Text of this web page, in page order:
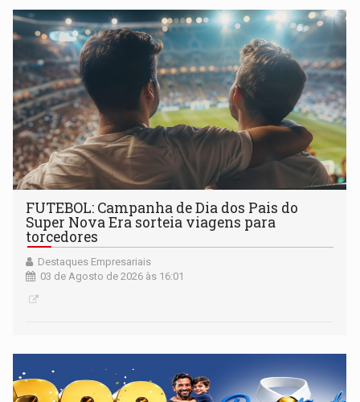
FUTEBOL: Campanha de Dia dos Pais do
Super Nova Era sorteia viagens para
torcedores
Destaques Empresariais
03 de Agosto de 2026 às 16:01